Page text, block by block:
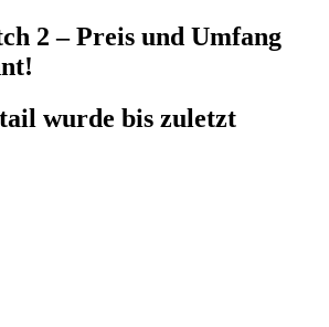
2 – Preis und Umfang
wurde bis zuletzt